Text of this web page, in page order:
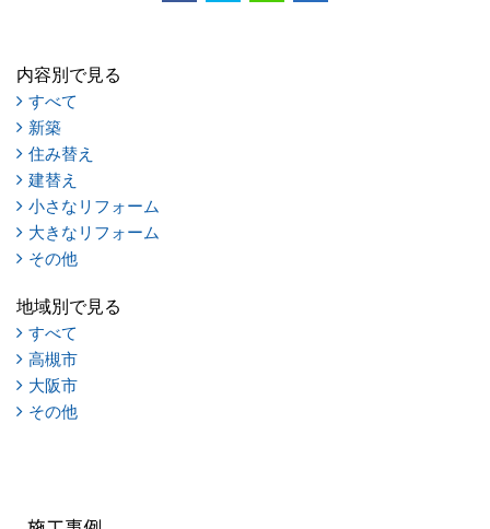
内容別で見る
すべて
新築
住み替え
建替え
小さなリフォーム
大きなリフォーム
その他
地域別で見る
すべて
高槻市
大阪市
その他